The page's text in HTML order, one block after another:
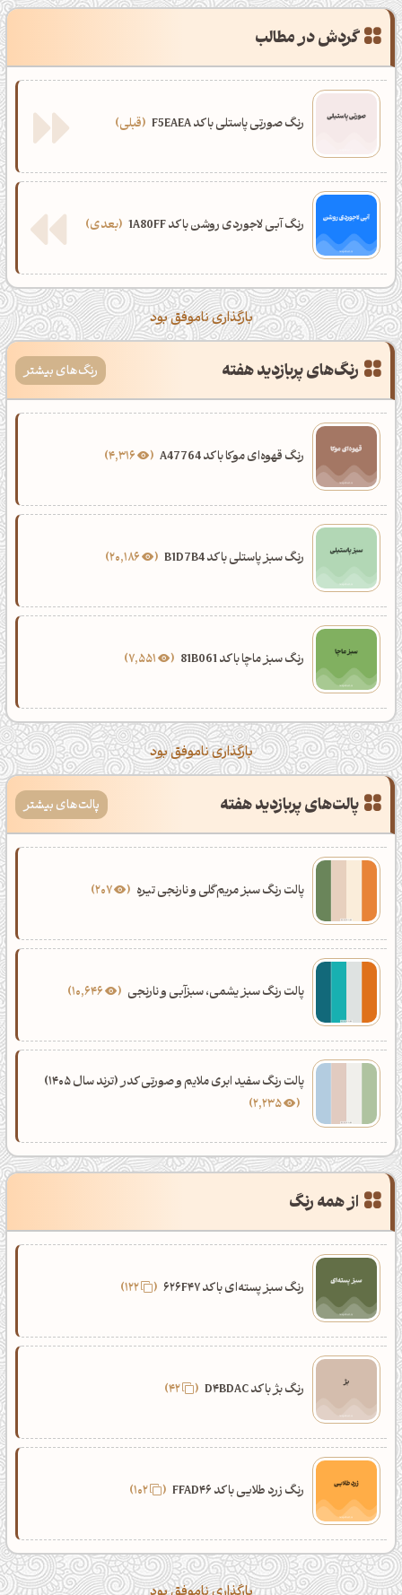
گردش در مطالب
رنگ صورتی پاستلی با کد F5EAEA قبلی
رنگ آبی لاجوردی روشن با کد 1A80FF بعدی
بارگذاری ناموفق بود
رنگ‌های پربازدید هفته رنگ‌های بیشتر
رنگ قهوه‌ای موکا با کد A47764
رنگ سبز پاستلی با کد B1D7B4
رنگ سبز ماچا با کد 81B061
بارگذاری ناموفق بود
پالت‌های پربازدید هفته پالت‌های بیشتر
پالت رنگ سبز مریم‌گلی و نارنجی تیره 207
پالت رنگ سبز یشمی، سبزآبی و نارنجی
پالت رنگ سفید ابری ملایم و صورتی کدر (ترند سال 1405)
2,235
از همه رنگ
رنگ سبز پسته‌ای با کد 626F47 122
رنگ بژ با کد D4BDAC 42
رنگ زرد طلایی با کد FFAD46 102